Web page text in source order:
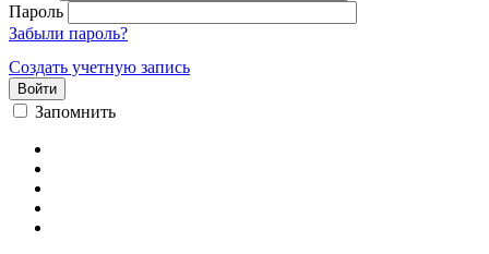
Пароль
Забыли пароль?
Создать учетную запись
Войти
Запомнить